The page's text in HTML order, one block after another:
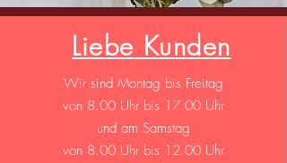
Liebe Kunden
Wir sind Montag bis Freitag
von 8.00 Uhr bis 17.00 Uhr
und am Samstag
von 8.00 Uhr bis 12.00 Uhr